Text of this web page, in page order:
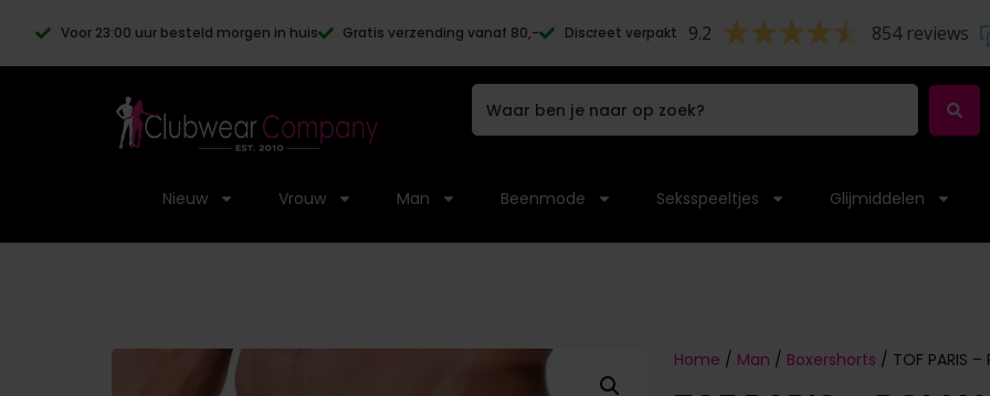
Voor 23:00 uur besteld morgen in huis Gratis verzending vanaf 80,- Discreet verpakt 9.2 854 reviews
Nieuw Vrouw Man Beenmode Seksspeeltjes Glijmiddelen
Home / Man / Boxershorts / TOF PARIS